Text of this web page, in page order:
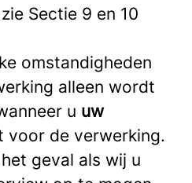
Sectie 9 en 10
omstandigheden
alleen wordt
u uw
voor de verwerking.
geval als wij u